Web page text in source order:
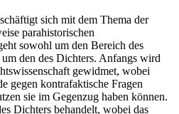
sich mit dem Thema der
parahistorischen
sowohl um den Bereich des
den des Dichters. Anfangs wird
gewidmet, wobei
gegen kontrafaktische Fragen
sie im Gegenzug haben können.
Dichters behandelt, wobei das